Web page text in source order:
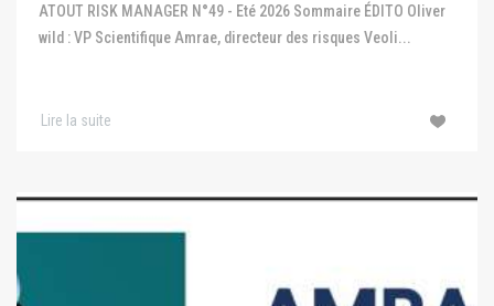
ATOUT RISK MANAGER N°49 - Eté 2026 Sommaire ÉDITO Oliver
wild : VP Scientifique Amrae, directeur des risques Veoli...
Lire la suite